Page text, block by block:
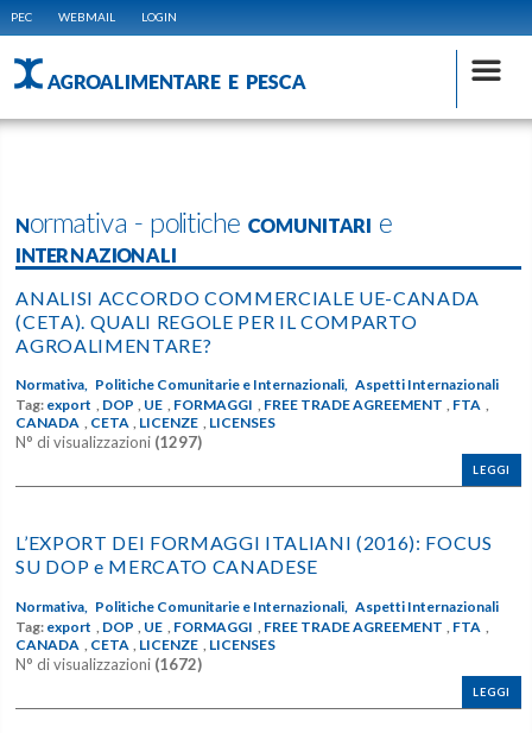
PEC WEBMAIL LOGIN
AGROALIMENTARE E PESCA
Normativa - politiche COMUNITARI e
INTERNAZIONALI
ANALISI ACCORDO COMMERCIALE UE-CANADA
(CETA). QUALI REGOLE PER IL COMPARTO
AGROALIMENTARE?
Normativa, Politiche Comunitarie e Internazionali, Aspetti Internazionali
Tag: export , DOP , UE , FORMAGGI , FREE TRADE AGREEMENT , FTA ,
CANADA , CETA , LICENZE , LICENSES
N° di visualizzazioni (1297)
LEGGI
L’EXPORT DEI FORMAGGI ITALIANI (2016): FOCUS
SU DOP e MERCATO CANADESE
Normativa, Politiche Comunitarie e Internazionali,
Aspetti Internazionali
Tag: export DOP UE FORMAGGI FREE TRADE AGREEMENT FTA
CANADA
CETA LICENZE LICENSES
N° di visualizzazioni (1672)
LEGGI